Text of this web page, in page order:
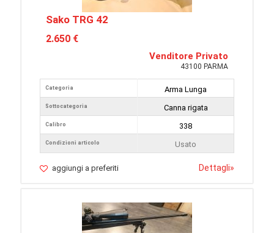
Sako TRG 42
2.650 €
Venditore Privato
43100 PARMA
Categoria
Sottocategoria
Calibro
Condizioni articolo
Arma Lunga
Canna rigata
338
Usato
aggiungi a preferiti Dettagli»